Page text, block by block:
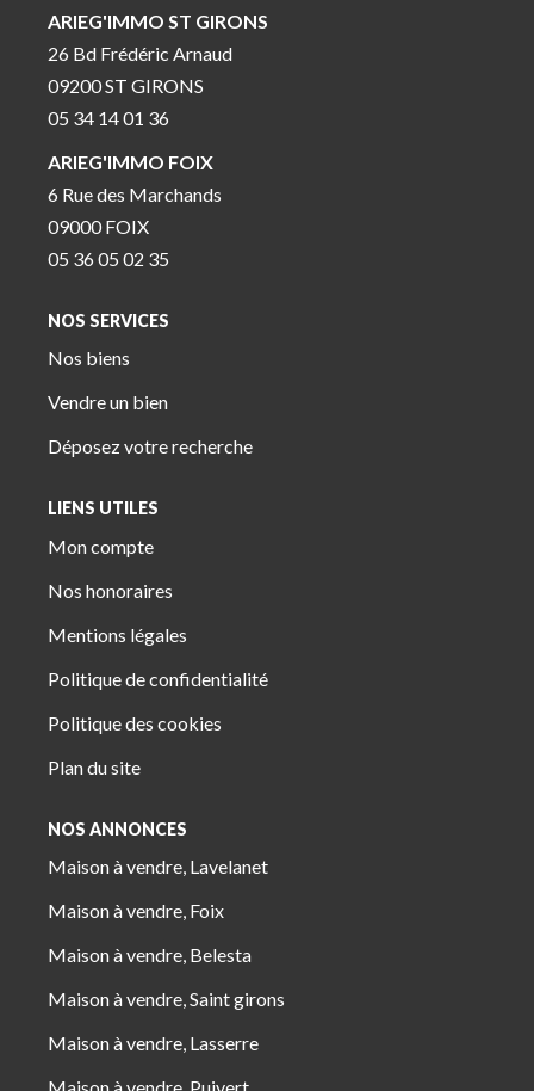
ARIEG'IMMO ST GIRONS
26 Bd Frédéric Arnaud
09200 ST GIRONS
05 34 14 01 36
ARIEG'IMMO FOIX
6 Rue des Marchands
09000 FOIX
05 36 05 02 35
NOS SERVICES
Nos biens
Vendre un bien
Déposez votre recherche
LIENS UTILES
Mon compte
Nos honoraires
Mentions légales
Politique de confidentialité
Politique des cookies
Plan du site
NOS ANNONCES
Maison à vendre, Lavelanet
Maison à vendre, Foix
Maison à vendre, Belesta
Maison à vendre, Saint girons
Maison à vendre, Lasserre